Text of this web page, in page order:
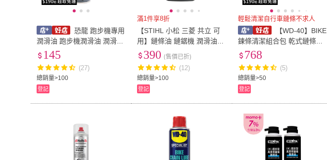
恐龍 跑步機專用
潤滑油 跑步機潤滑油 潤滑液
跑步帶潤滑油 潤滑油 跑步機
總銷量>100
145
(27)
登記
滿1件享8折
【STIHL 小松 三菱 共立 可
用】鏈條油 鏈鋸機 潤滑油
鏈條潤滑油 1公升裝 鏈鋸機
總銷量>100
390 (售價已折)
(12)
登記
輕鬆清潔自行車鏈條不求人
【WD-40】BIKE
鍊條清潔組合包 乾式鏈條油
(自行車 清潔劑 碳纖維 公路
0 哈家人)
總銷量>50
768
(5)
登記